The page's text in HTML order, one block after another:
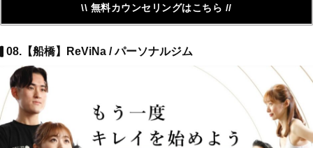
\\ 無料カウンセリングはこちら //
08.【船橋】ReViNa / パーソナルジム